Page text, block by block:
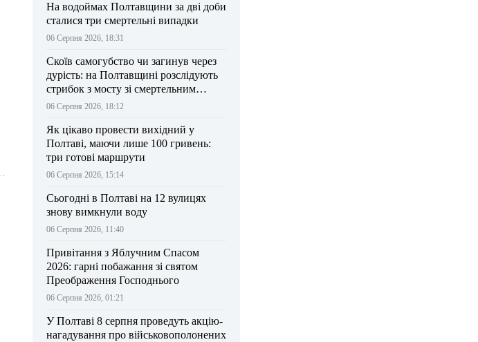
На водоймах Полтавщини за дві доби
сталися три смертельні випадки
06 Серпня 2026, 18:31
Скоїв самогубство чи загинув через
дурість: на Полтавщині розслідують
стрибок з мосту зі смертельним
результатом
06 Серпня 2026, 18:12
Як цікаво провести вихідний у
Полтаві, маючи лише 100 гривень:
три готові маршрути
06 Серпня 2026, 15:14
Сьогодні в Полтаві на 12 вулицях
знову вимкнули воду
06 Серпня 2026, 11:40
Привітання з Яблучним Спасом
2026: гарні побажання зі святом
Преображення Господнього
06 Серпня 2026, 01:21
У Полтаві 8 серпня проведуть акцію-
нагадування про військовополонених